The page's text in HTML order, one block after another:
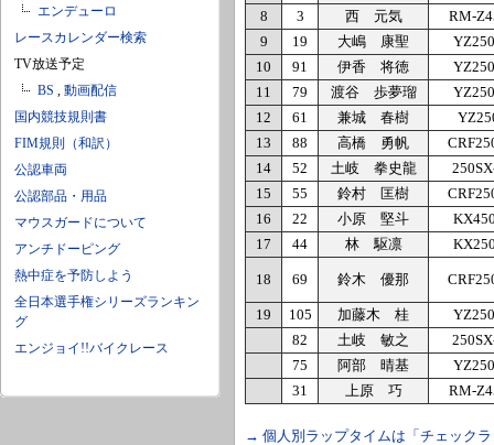
エンデューロ
レースカレンダー検索
TV放送予定
BS , 動画配信
国内競技規則書
FIM規則（和訳）
公認車両
公認部品・用品
マウスガードについて
アンチドーピング
熱中症を予防しよう
全日本選手権シリーズランキン
グ
エンジョイ!!バイクレース
8
3 西 元気
RM-
9
19 大嶋 康聖
10
91 伊香 将徳
11
79 渡谷 歩夢瑠
12
61 兼城 春樹
13
88 高橋 勇帆
14
52 土岐 拳史龍
15
55 鈴村 匡樹
16
22 小原 堅斗
17
44 林 駆凛
18 69 鈴木 優那
19 105 加藤木 桂
82
土岐 敏之
75
阿部 晴基
31
上原 巧 RM-
→ 個人別ラップタイムは「チェック